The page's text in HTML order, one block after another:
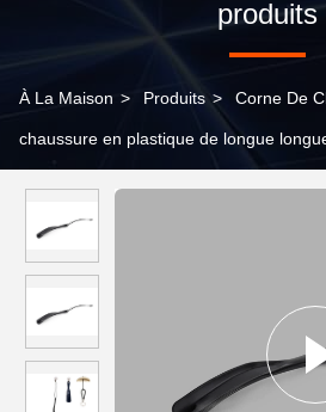
produits
À La Maison > Produits > Corne De
chaussure en plastique de longue